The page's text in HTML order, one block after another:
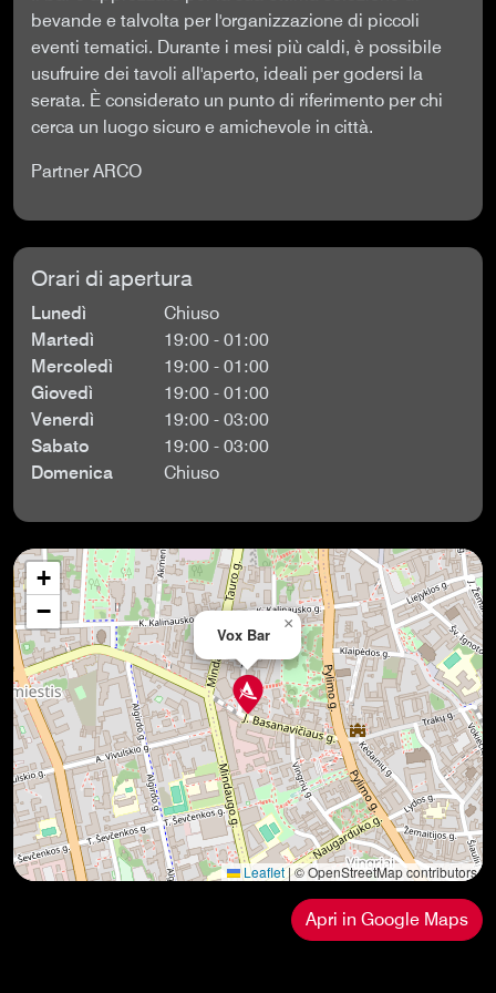
bevande e talvolta per l'organizzazione di piccoli
eventi tematici. Durante i mesi più caldi, è possibile
usufruire dei tavoli all'aperto, ideali per godersi la
serata. È considerato un punto di riferimento per chi
cerca un luogo sicuro e amichevole in città.
Partner ARCO
Orari di apertura
Lunedì
Chiuso
Martedì
19:00 - 01:00
Mercoledì
19:00 - 01:00
Giovedì
19:00 - 01:00
Venerdì
19:00 - 03:00
Sabato
19:00 - 03:00
Domenica
Chiuso
Vox Bar
×
+
−
Leaflet|© OpenStreetMap contributors
Apri in Google Maps